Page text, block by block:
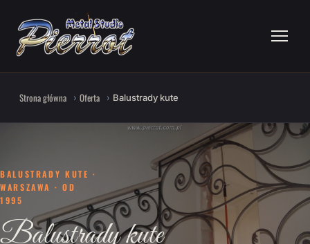
Strona główna Oferta Balustrady kute
BALUSTRADY KUTE ·
WARSZAWA · OD
1995
Balustrady kute